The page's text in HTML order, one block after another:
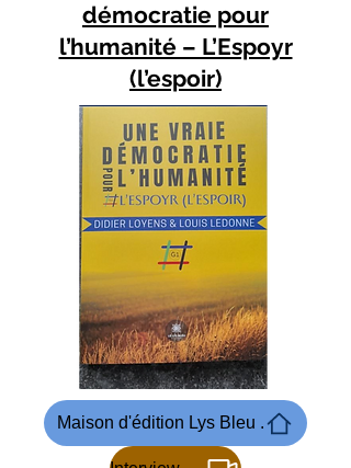
démocratie pour
l’humanité – L’Espoyr
(l’espoir)
Maison d'édition Lys Bleu .